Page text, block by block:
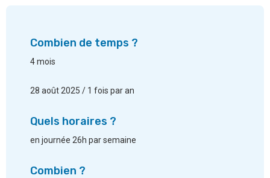
Combien de temps ?
4 mois
28 août 2025 / 1 fois par an
Quels horaires ?
en journée 26h par semaine
Combien ?